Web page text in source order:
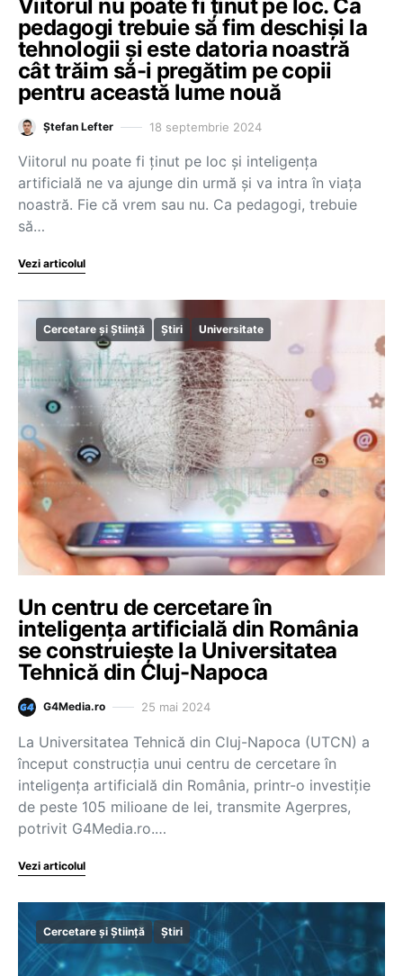
Viitorul nu poate fi ținut pe loc. Ca
pedagogi trebuie să fim deschiși la
tehnologii și este datoria noastră
cât trăim să-i pregătim pe copii
pentru această lume nouă
Ștefan Lefter 18 septembrie 2024
Viitorul nu poate fi ținut pe loc și inteligența
artificială ne va ajunge din urmă și va intra în viața
noastră. Fie că vrem sau nu. Ca pedagogi, trebuie
să…
Vezi articolul
Cercetare și Știință Știri Universitate
Un centru de cercetare în
inteligenţa artificială din România
se construieşte la Universitatea
Tehnică din Cluj-Napoca
G4Media.ro 25 mai 2024
La Universitatea Tehnică din Cluj-Napoca (UTCN) a
început construcţia unui centru de cercetare în
inteligenţa artificială din România, printr-o investiţie
de peste 105 milioane de lei, transmite Agerpres,
potrivit G4Media.ro.…
Vezi articolul
Cercetare și Știință Știri